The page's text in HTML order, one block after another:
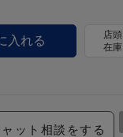
店頭
在庫
ャット相談をする